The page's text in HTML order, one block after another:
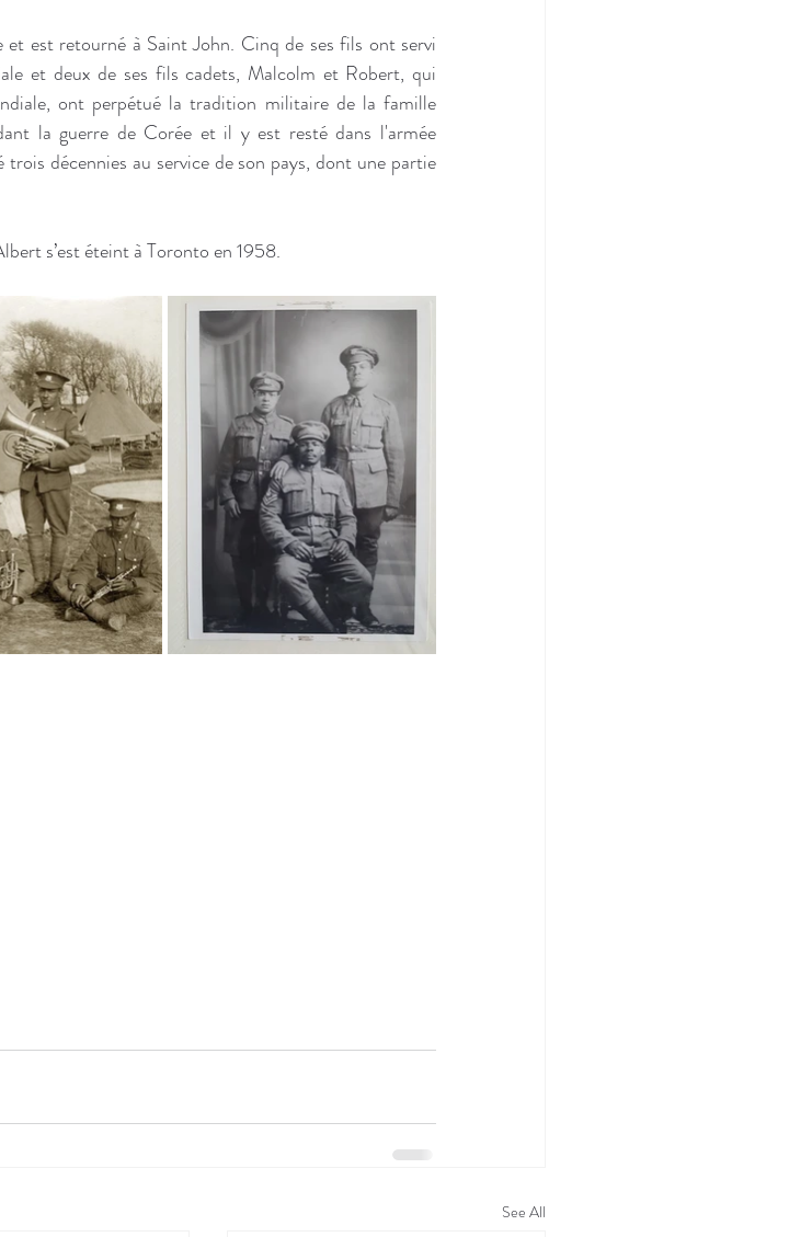
est retourné à Saint John. Cinq de ses fils ont servi
et deux de ses fils cadets, Malcolm et Robert, qui
ont perpétué la tradition militaire de la famille
la guerre de Corée et il y est resté dans l'armée
décennies au service de son pays, dont une partie
s’est éteint à Toronto en 1958.
See All